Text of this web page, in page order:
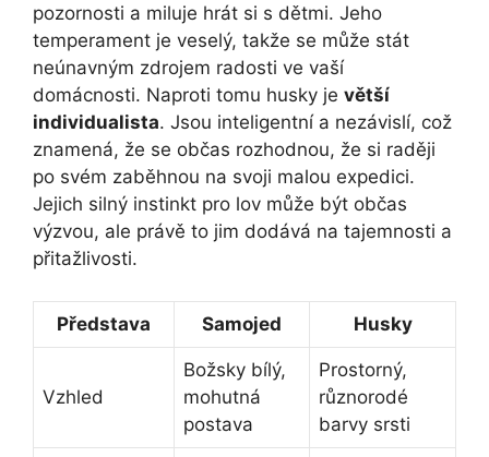
pozornosti a miluje hrát si s dětmi. Jeho
temperament je veselý, takže se může stát
neúnavným zdrojem radosti ve vaší
domácnosti. Naproti tomu husky je větší
individualista. Jsou inteligentní a nezávislí, což
znamená, že se občas rozhodnou, že si raději
po svém zaběhnou na svoji malou expedici.
Jejich silný instinkt pro lov může být občas
výzvou, ale právě to jim dodává na tajemnosti a
přitažlivosti.
Představa Samojed Husky
Vzhled
Božsky bílý,
mohutná
postava
Prostorný,
různorodé
barvy srsti